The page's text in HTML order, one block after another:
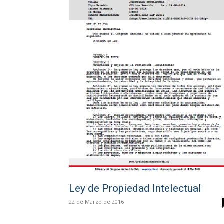
Ley de Propiedad Intelectual
22 de Marzo de 2016